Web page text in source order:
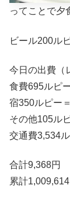
ってことで夕
ビール200ル
今日の出費（
食費695ルピ
宿350ルピー
その他105ル
交通費3,534
合計9,368円
累計1,009,614